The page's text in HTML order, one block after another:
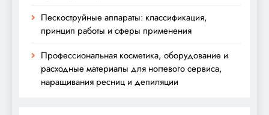
Пескоструйные аппараты: классификация,
принцип работы и сферы применения
Профессиональная косметика, оборудование и
расходные материалы для ногтевого сервиса,
наращивания ресниц и депиляции